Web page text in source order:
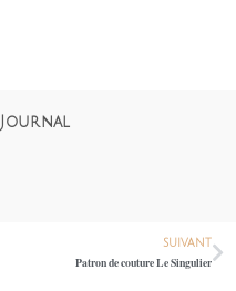
Journal
SUIVANT
Patron de couture Le Singulier